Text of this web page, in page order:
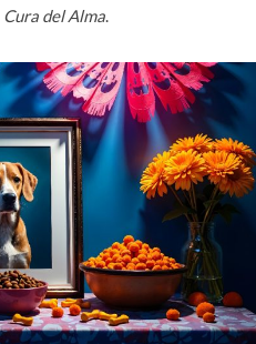
Cura del Alma.